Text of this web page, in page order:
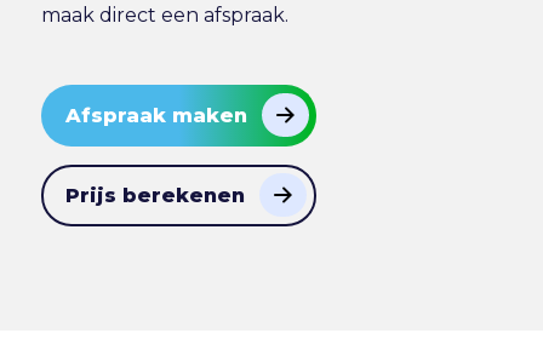
maak direct een afspraak.
Afspraak maken
Prijs berekenen